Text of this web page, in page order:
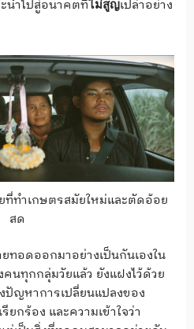
นำไปสู่อนาคตที่ไม่สูญเปล่าอย่าง
ที่ทำเกษตรสมัยใหม่และตัดอ้อย
สด
อดออกมาอย่างเป็นกันเองใน
คนทุกกลุ่มวัยแล้ว ยังแฝงไว้ด้วย
ญหาการเปลี่ยนแปลงของ
กร้อง และความเข้าใจว่า